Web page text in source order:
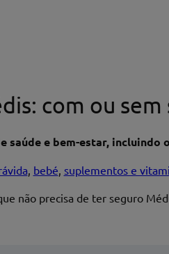
com ou
saúde e bem-estar, incluindo
, bebé, suplementos e
não precisa de ter seguro